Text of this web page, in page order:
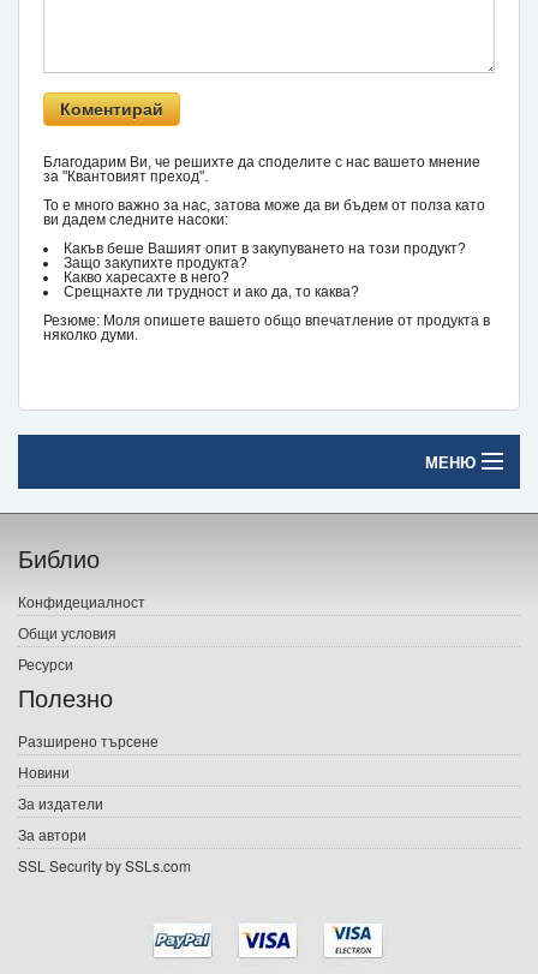
Благодарим Ви, че решихте да споделите с нас вашето мнение
за "Квантовият преход".
То е много важно за нас, затова може да ви бъдем от полза като
ви дадем следните насоки:
Какъв беше Вашият опит в закупуването на този продукт?
Защо закупихте продукта?
Какво харесахте в него?
Срещнахте ли трудност и ако да, то каква?
Резюме: Моля опишете вашето общо впечатление от продукта в
няколко думи.
МЕНЮ
Начало
Печатни книги
Електронни книги
Е-списания
Подаръци
Ваучери
Библио
Конфидециалност
Общи условия
Ресурси
Полезно
Разширено търсене
Новини
За издатели
За автори
SSL Security by SSLs.com